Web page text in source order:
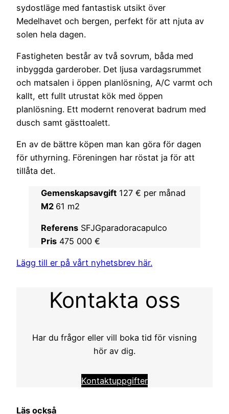
sydostläge med fantastisk utsikt över
Medelhavet och bergen, perfekt för att njuta av
solen hela dagen.
Fastigheten består av två sovrum, båda med
inbyggda garderober. Det ljusa vardagsrummet
och matsalen i öppen planlösning, A/C varmt och
kallt, ett fullt utrustat kök med öppen
planlösning. Ett modernt renoverat badrum med
dusch samt gästtoalett.
En av de bättre köpen man kan göra för dagen
för uthyrning. Föreningen har röstat ja för att
tillåta det.
Gemenskapsavgift 127 € per månad
M2 61 m2
Referens SFJGparadoracapulco
Pris 475 000 €
Lägg till er på vårt nyhetsbrev här.
Kontakta oss
Har du frågor eller vill boka tid för visning
hör av dig.
Kontaktuppgifter
Läs också